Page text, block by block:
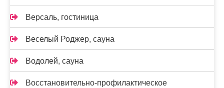
Версаль, гостиница
Веселый Роджер, сауна
Водолей, сауна
Восстановительно-профилактическое